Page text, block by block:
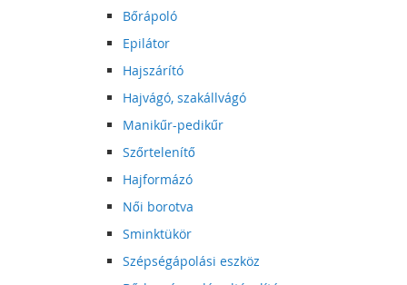
Bőrápoló
Epilátor
Hajszárító
Hajvágó, szakállvágó
Manikűr-pedikűr
Szőrtelenítő
Hajformázó
Női borotva
Sminktükör
Szépségápolási eszköz